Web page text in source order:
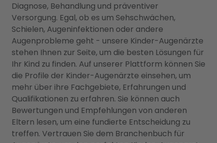
Diagnose, Behandlung und präventiver
Versorgung. Egal, ob es um Sehschwächen,
Schielen, Augeninfektionen oder andere
Augenprobleme geht - unsere Kinder-Augenärzte
stehen Ihnen zur Seite, um die besten Lösungen für
Ihr Kind zu finden. Auf unserer Plattform können Sie
die Profile der Kinder-Augenärzte einsehen, um
mehr über ihre Fachgebiete, Erfahrungen und
Qualifikationen zu erfahren. Sie können auch
Bewertungen und Empfehlungen von anderen
Eltern lesen, um eine fundierte Entscheidung zu
treffen. Vertrauen Sie dem Branchenbuch für